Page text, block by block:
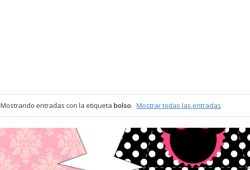
Mostrando entradas con la etiqueta bolso. Mostrar todas las entradas